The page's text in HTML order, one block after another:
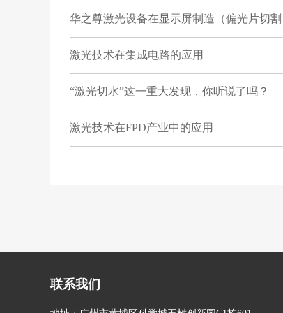
华之尊激光设备在显示屏制造（偏光片切
激光技术在集成电路的应用
“激光切水”这一重大发现，你听说了吗？
激光技术在FPD产业中的应用
联系我们